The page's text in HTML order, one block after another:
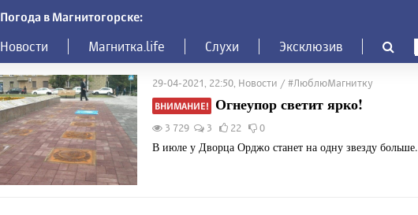
Погода в Магнитогорске:
Новости Магнитка.life Слухи Эксклюзив
29-04-2021, 22:50, Новости / #ЛюблюМагнитку
ВНИМАНИЕ! Огнеупор светит ярко!
3 729 3 22 0
В июле у Дворца Орджо станет на одну звезду больше.